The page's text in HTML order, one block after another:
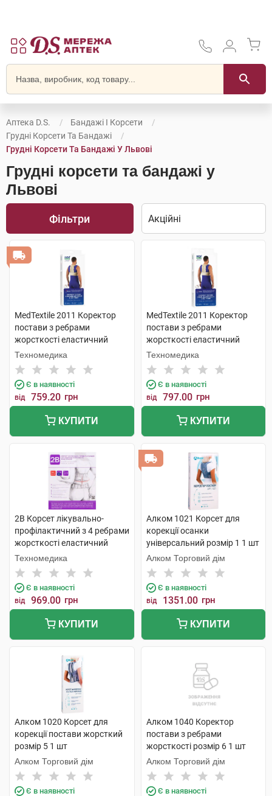
Аптека D.S.
Бандажі І Корсети
Грудні Корсети Та Бандажі
Грудні Корсети Та Бандажі У Львові
Грудні корсети та бандажі у
Львові
Фільтри
MedTextile 2011 Коректор
постави з ребрами
жорсткості еластичний
розмір L 1 шт
Техномедика
Є в наявності
від 759.20 грн
КУПИТИ
MedTextile 2011 Коректор
постави з ребрами
жорсткості еластичний
розмір М 1 шт
Техномедика
Є в наявності
від 797.00 грн
КУПИТИ
2B Корсет лікувально-
профілактичний з 4 ребрами
жорсткості еластичний
розмір XL/XXL 1 шт
Техномедика
Є в наявності
від 969.00 грн
КУПИТИ
Алком 1021 Корсет для
корекції осанки
універсальний розмір 1 1 шт
Алком Торговий дім
Є в наявності
від 1351.00 грн
КУПИТИ
Алком 1020 Корсет для
корекції постави жорсткий
розмір 5 1 шт
Алком Торговий дім
Є в наявності
Алком 1040 Коректор
постави з ребрами
жорсткості розмір 6 1 шт
Алком Торговий дім
Є в наявності